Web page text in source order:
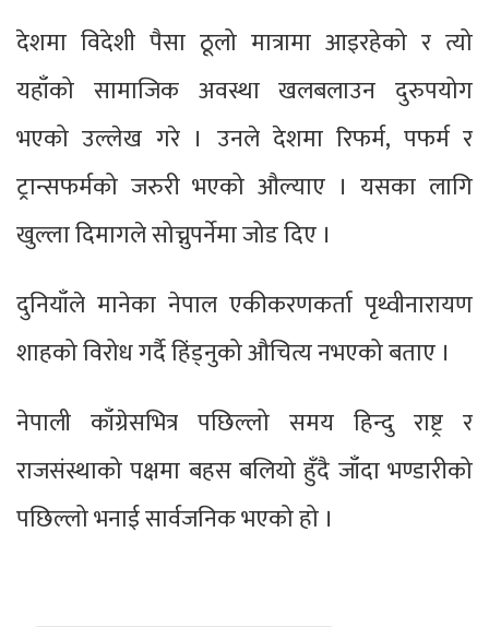
देशमा विदेशी पैसा ठूलो मात्रामा आइरहेको र त्यो
यहाँको सामाजिक अवस्था खलबलाउन दुरुपयोग
भएको उल्लेख गरे । उनले देशमा रिफर्म, पफर्म र
ट्रान्सफर्मको जरुरी भएको औल्याए । यसका लागि
खुल्ला दिमागले सोच्नुपर्नेमा जोड दिए ।
दुनियाँले मानेका नेपाल एकीकरणकर्ता पृथ्वीनारायण
शाहको विरोध गर्दै हिंड्नुको औचित्य नभएको बताए ।
नेपाली काँग्रेसभित्र पछिल्लो समय हिन्दु राष्ट्र र
राजसंस्थाको पक्षमा बहस बलियो हुँदै जाँदा भण्डारीको
पछिल्लो भनाई सार्वजनिक भएको हो ।